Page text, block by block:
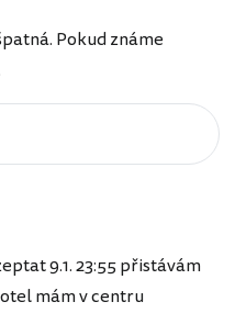
Pokud známe
9.1. 23:55 přistávám
mám v centru